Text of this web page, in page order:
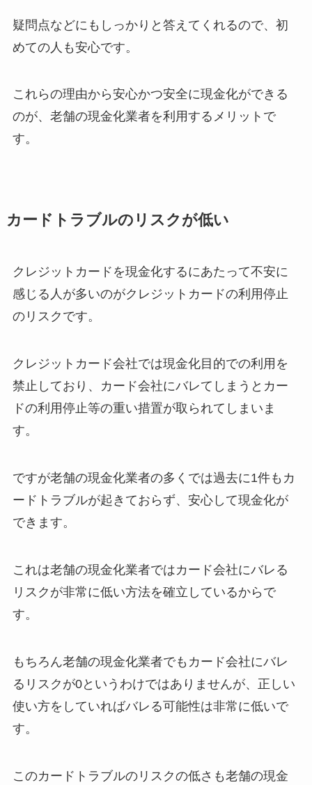
疑問点などにもしっかりと答えてくれるので、初
めての人も安心です。
これらの理由から安心かつ安全に現金化ができる
のが、老舗の現金化業者を利用するメリットで
す。
カードトラブルのリスクが低い
クレジットカードを現金化するにあたって不安に
感じる人が多いのがクレジットカードの利用停止
のリスクです。
クレジットカード会社では現金化目的での利用を
禁止しており、カード会社にバレてしまうとカー
ドの利用停止等の重い措置が取られてしまいま
す。
ですが老舗の現金化業者の多くでは過去に1件もカ
ードトラブルが起きておらず、安心して現金化が
できます。
これは老舗の現金化業者ではカード会社にバレる
リスクが非常に低い方法を確立しているからで
す。
もちろん老舗の現金化業者でもカード会社にバレ
るリスクが0というわけではありませんが、正しい
使い方をしていればバレる可能性は非常に低いで
す。
このカードトラブルのリスクの低さも老舗の現金